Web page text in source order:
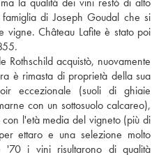
di Joseph Goudal che si
vigne. Château Lafite è stato poi
acquistò, nuovamente
è rimasta di proprietà della sua
eccezionale (suoli di ghiaie
con un sottosuolo calcareo),
con l'età media del vigneto (più di
ettaro e una selezione molto
i vini risultarono di qualità